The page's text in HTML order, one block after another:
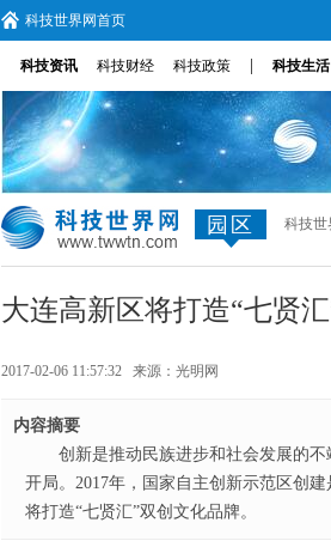
科技世界网首页
科技资讯 科技财经 科技政策 科技生活
园区 科技世
大连高新区将打造“七贤
2017-02-06 11:57:32 来源： 光明网
内容摘要
创新是推动民族进步和社会发展的
开局。2017年，国家自主创新示范区创
将打造“七贤汇”双创文化品牌。